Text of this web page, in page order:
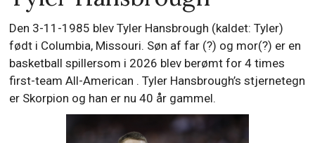
Den 3-11-1985 blev Tyler Hansbrough (kaldet: Tyler)
født i Columbia, Missouri. Søn af far (?) og mor(?) er en
basketball spillersom i 2026 blev berømt for 4 times
first-team All-American . Tyler Hansbrough’s stjernetegn
er Skorpion og han er nu 40 år gammel.